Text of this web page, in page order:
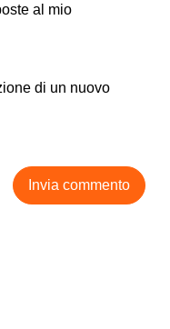
al mio
di un nuovo